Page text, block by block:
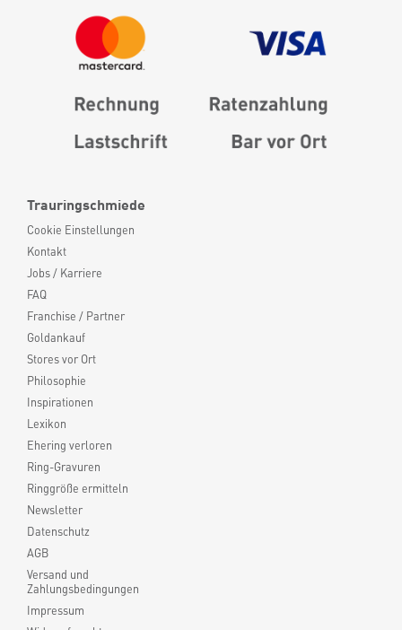
Trauringschmiede
Cookie Einstellungen
Kontakt
Jobs / Karriere
FAQ
Franchise / Partner
Goldankauf
Stores vor Ort
Philosophie
Inspirationen
Lexikon
Ehering verloren
Ring-Gravuren
Ringgröße ermitteln
Newsletter
Datenschutz
AGB
Versand und
Zahlungsbedingungen
Impressum